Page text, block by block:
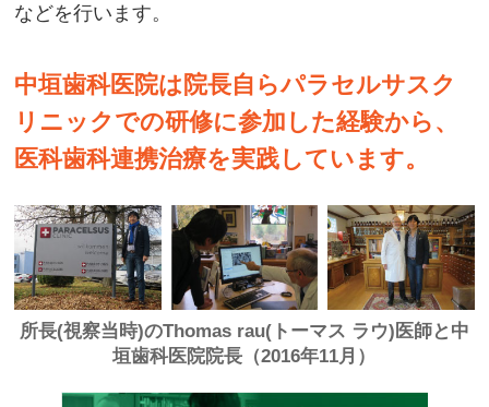
などを行います。
中垣歯科医院は院長自らパラセルサスク
リニックでの研修に参加した経験から、
医科歯科連携治療を実践しています。
所長(視察当時)のThomas rau(トーマス ラウ)医師と中
垣歯科医院院長（2016年11月）